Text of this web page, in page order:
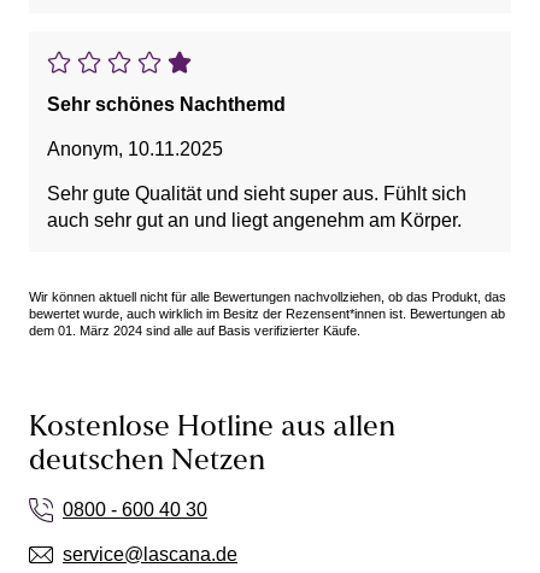
Sehr schönes Nachthemd
Anonym, 10.11.2025
Sehr gute Qualität und sieht super aus. Fühlt sich
auch sehr gut an und liegt angenehm am Körper.
Wir können aktuell nicht für alle Bewertungen nachvollziehen, ob das Produkt, das
bewertet wurde, auch wirklich im Besitz der Rezensent*innen ist. Bewertungen ab
dem 01. März 2024 sind alle auf Basis verifizierter Käufe.
Kostenlose Hotline aus allen
deutschen Netzen
0800 - 600 40 30
service@lascana.de